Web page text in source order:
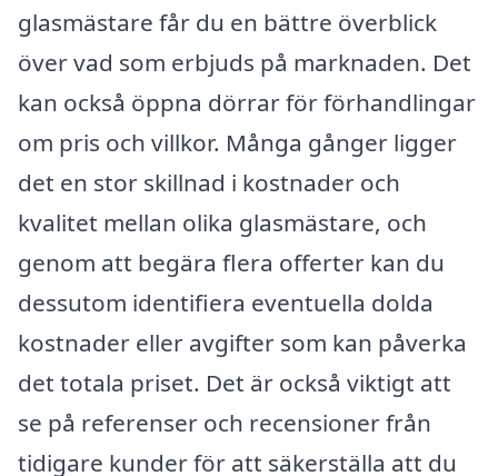
glasmästare får du en bättre överblick
över vad som erbjuds på marknaden. Det
kan också öppna dörrar för förhandlingar
om pris och villkor. Många gånger ligger
det en stor skillnad i kostnader och
kvalitet mellan olika glasmästare, och
genom att begära flera offerter kan du
dessutom identifiera eventuella dolda
kostnader eller avgifter som kan påverka
det totala priset. Det är också viktigt att
se på referenser och recensioner från
tidigare kunder för att säkerställa att du